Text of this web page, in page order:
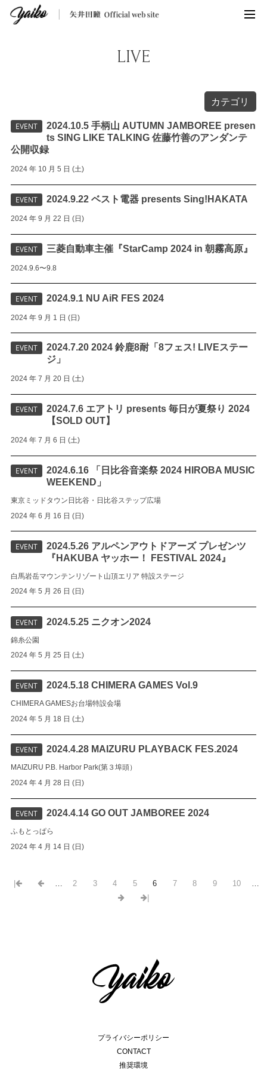
LIVE
カテゴリ
EVENT
2024.10.5 手柄山 AUTUMN JAMBOREE presen
ts SING LIKE TALKING 佐藤竹善のアンダンテ
公開収録
2024 年 10 月 5 日 (土)
EVENT 2024.9.22 ベスト電器 presents Sing!HAKATA
2024 年 9 月 22 日 (日)
EVENT 三菱自動車主催『StarCamp 2024 in 朝霧高原』
2024.9.6〜9.8
EVENT 2024.9.1 NU AiR FES 2024
2024 年 9 月 1 日 (日)
EVENT
2024.7.20 2024 鈴鹿8耐「8フェス! LIVEステー
ジ」
2024 年 7 月 20 日 (土)
EVENT
2024.7.6 エアトリ presents 毎日が夏祭り 2024
【SOLD OUT】
2024 年 7 月 6 日 (土)
EVENT
2024.6.16 「日比谷音楽祭 2024 HIROBA MUSIC
WEEKEND」
東京ミッドタウン日比谷・日比谷ステップ広場
2024 年 6 月 16 日 (日)
EVENT
2024.5.26 アルペンアウトドアーズ プレゼンツ
『HAKUBA ヤッホー！ FESTIVAL 2024』
白馬岩岳マウンテンリゾート山頂エリア 特設ステージ
2024 年 5 月 26 日 (日)
EVENT 2024.5.25 ニクオン2024
錦糸公園
2024 年 5 月 25 日 (土)
EVENT 2024.5.18 CHIMERA GAMES Vol.9
CHIMERA GAMESお台場特設会場
2024 年 5 月 18 日 (土)
EVENT 2024.4.28 MAIZURU PLAYBACK FES.2024
MAIZURU P.B. Harbor Park(第３埠頭）
2024 年 4 月 28 日 (日)
EVENT 2024.4.14 GO OUT JAMBOREE 2024
ふもとっぱら
2024 年 4 月 14 日 (日)
… 2 3 4 5 6 7 8 9 10
…
|
プライバシーポリシー
CONTACT
推奨環境